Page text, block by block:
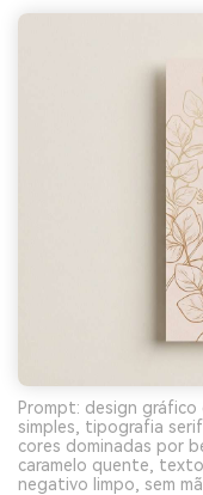
Prompt: design
simples, tipografia
cores dominadas por
caramelo quente,
negativo limpo, sem